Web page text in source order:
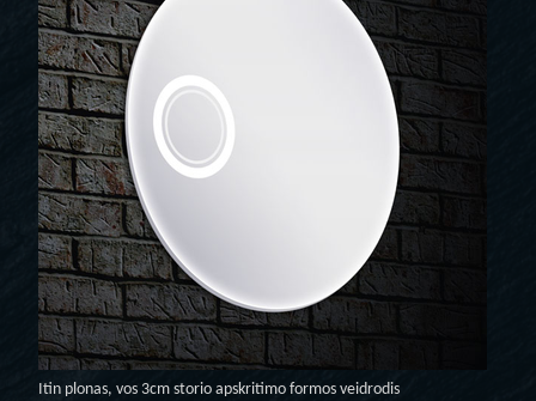
Itin plonas, vos 3cm storio apskritimo formos veidrodis